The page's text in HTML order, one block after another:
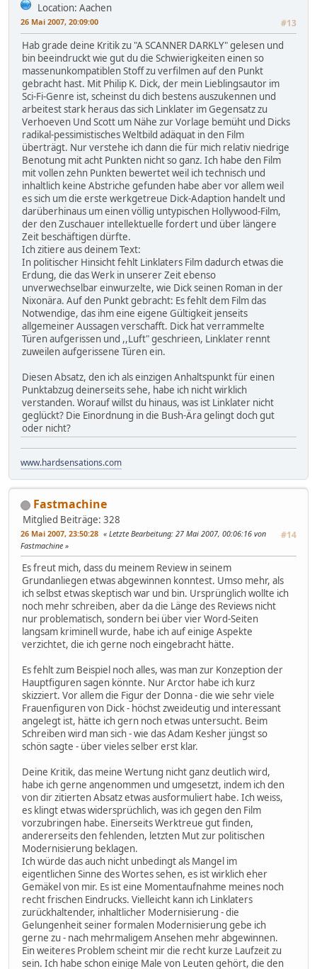
Location: Aachen
26 Mai 2007, 20:09:00 #13
Hab grade deine Kritik zu "A SCANNER DARKLY" gelesen und
bin beeindruckt wie gut du die Schwierigkeiten einen so
massenunkompatiblen Stoff zu verfilmen auf den Punkt
gebracht hast. Mit Philip K. Dick, der mein Lieblingsautor im
Sci-Fi-Genre ist, scheinst du dich bestens auszukennen und
arbeitest stark heraus das sich Linklater im Gegensatz zu
Verhoeven Und Scott um Nähe zur Vorlage bemüht und Dicks
radikal-pessimistisches Weltbild adäquat in den Film
überträgt. Nur verstehe ich dann die für mich relativ niedrige
Benotung mit acht Punkten nicht so ganz. Ich habe den Film
mit vollen zehn Punkten bewertet weil ich technisch und
inhaltlich keine Abstriche gefunden habe aber vor allem weil
es sich um die erste werkgetreue Dick-Adaption handelt und
darüberhinaus um einen völlig untypischen Hollywood-Film,
der den Zuschauer intellektuelle fordert und über längere
Zeit beschäftigen dürfte.
Ich zitiere aus deinem Text:
In politischer Hinsicht fehlt Linklaters Film dadurch etwas die
Erdung, die das Werk in unserer Zeit ebenso
unverwechselbar einwurzelte, wie Dick seinen Roman in der
Nixonära. Auf den Punkt gebracht: Es fehlt dem Film das
Notwendige, das ihm eine eigene Gültigkeit jenseits
allgemeiner Aussagen verschafft. Dick hat verrammelte
Türen aufgerissen und ,,Luft" geschrieen, Linklater rennt
zuweilen aufgerissene Türen ein.
Diesen Absatz, den ich als einzigen Anhaltspunkt für einen
Punktabzug deinerseits sehe, habe ich nicht wirklich
verstanden. Worauf willst du hinaus, was ist Linklater nicht
geglückt? Die Einordnung in die Bush-Ära gelingt doch gut
oder nicht?
www.hardsensations.com
Fastmachine
Mitglied Beiträge: 328
26 Mai 2007, 23:50:28 #14
Letzte Bearbeitung: 27 Mai 2007, 00:06:16 von
Fastmachine
Es freut mich, dass du meinem Review in seinem
Grundanliegen etwas abgewinnen konntest. Umso mehr, als
ich selbst etwas skeptisch war und bin. Ursprünglich wollte ich
noch mehr schreiben, aber da die Länge des Reviews nicht
nur problematisch, sondern bei über vier Word-Seiten
langsam kriminell wurde, habe ich auf einige Aspekte
verzichtet, die ich gerne noch eingebracht hätte.
Es fehlt zum Beispiel noch alles, was man zur Konzeption der
Hauptfiguren sagen könnte. Nur Arctor habe ich kurz
skizziert. Vor allem die Figur der Donna - die wie sehr viele
Frauenfiguren von Dick - höchst zweideutig und interessant
angelegt ist, hätte ich gern noch etwas untersucht. Beim
Schreiben wird man sich - wie das Adam Kesher jüngst so
schön sagte - über vieles selber erst klar.
Deine Kritik, das meine Wertung nicht ganz deutlich wird,
habe ich gerne angenommen und umgesetzt, indem ich den
von dir zitierten Absatz etwas ausformuliert habe. Ich weiss,
es klingt etwas widersprüchlich, was ich gegen den Film
vorzubringen habe. Einerseits Werktreue gut finden,
andererseits den fehlenden, letzten Mut zur politischen
Modernisierung beklagen.
Ich würde das auch nicht unbedingt als Mangel im
eigentlichen Sinne des Wortes sehen, es ist wirklich eher
Gemäkel von mir. Es ist eine Momentaufnahme meines noch
recht frischen Eindrucks. Vielleicht kann ich Linklaters
zurückhaltender, inhaltlicher Modernisierung - die
Gelungenheit seiner formalen Modernisierung gebe ich
gerne zu - nach mehrmaligem Ansehen mehr abgewinnen.
Ein weiteres Problem scheint mir die recht kurze Laufzeit zu
sein. Ich habe schon einige Male von Leuten gehört, die den